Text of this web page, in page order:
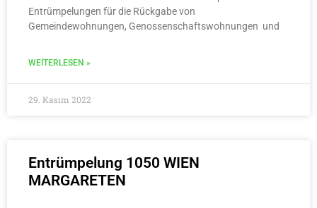
Entrümpelungen für die Rückgabe von
Gemeindewohnungen, Genossenschaftswohnungen und
WEITERLESEN »
29. Kasım 2022
Entrümpelung 1050 WIEN
MARGARETEN